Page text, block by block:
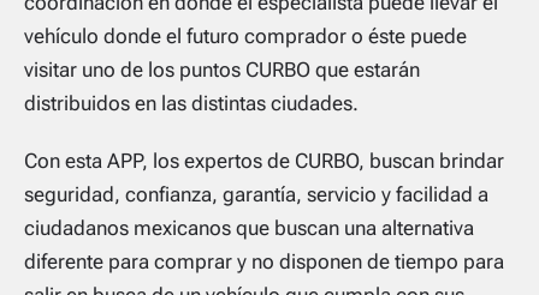
vehículo donde el futuro comprador o éste puede
visitar uno de los puntos CURBO que estarán
distribuidos en las distintas ciudades.
Con esta APP, los expertos de CURBO, buscan brindar
seguridad, confianza, garantía, servicio y facilidad a
ciudadanos mexicanos que buscan una alternativa
diferente para comprar y no disponen de tiempo para